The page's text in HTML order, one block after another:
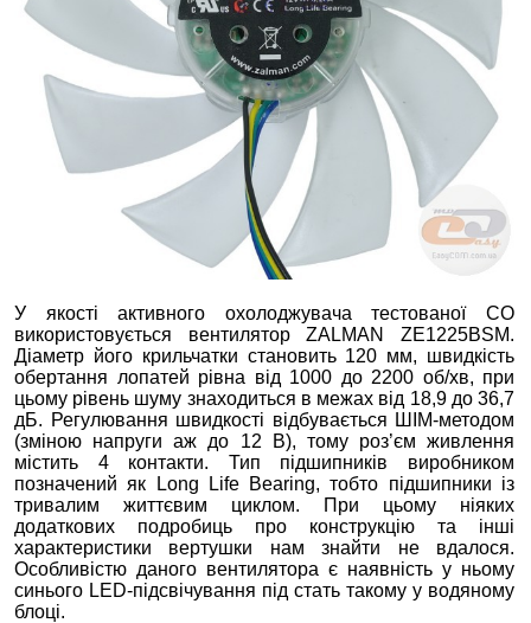
У якості активного охолоджувача тестованої СО
використовується вентилятор ZALMAN ZE1225BSM.
Діаметр його крильчатки становить 120 мм, швидкість
обертання лопатей рівна від 1000 до 2200 об/хв, при
цьому рівень шуму знаходиться в межах від 18,9 до 36,7
дБ. Регулювання швидкості відбувається ШІМ-методом
(зміною напруги аж до 12 В), тому роз’єм живлення
містить 4 контакти. Тип підшипників виробником
позначений як Long Life Bearing, тобто підшипники із
тривалим життєвим циклом. При цьому ніяких
додаткових подробиць про конструкцію та інші
характеристики вертушки нам знайти не вдалося.
Особливістю даного вентилятора є наявність у ньому
синього LED-підсвічування під стать такому у водяному
блоці.